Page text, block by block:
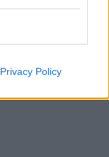
Privacy Policy